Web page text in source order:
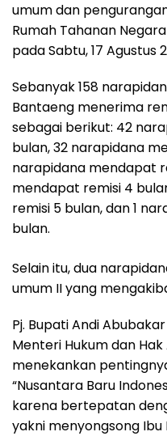
umum dan
Rumah Tahanan
pada Sabtu, 17 Agustus
Sebanyak 158
Bantaeng menerima
sebagai berikut: 42
bulan, 32 narapidana
narapidana mendapat
mendapat remisi 4
remisi 5 bulan, dan 1
bulan.
Selain itu, dua
umum II yang
Pj. Bupati Andi
Menteri Hukum dan Hak
menekankan
“Nusantara Baru
karena bertepatan
yakni menyongsong